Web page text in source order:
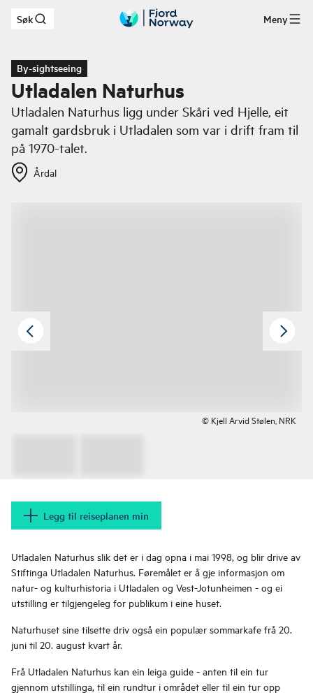
Hopp til hovedinnhold
Søk Meny
By-sightseeing
Utladalen Naturhus
Utladalen Naturhus ligg under Skåri ved Hjelle, eit
gamalt gardsbruk i Utladalen som var i drift fram til
på 1970-talet.
Årdal
© Kjell Arvid Stølen, NRK
Legg til reiseplanen min
Utladalen Naturhus slik det er i dag opna i mai 1998, og blir drive av
Stiftinga Utladalen Naturhus. Føremålet er å gje informasjon om
natur- og kulturhistoria i Utladalen og Vest-Jotunheimen - og ei
utstilling er tilgjengeleg for publikum i eine huset.
Naturhuset sine tilsette driv også ein populær sommarkafe frå 20.
juni til 20. august kvart år.
Frå Utladalen Naturhus kan ein leiga guide - anten til ein tur
gjennom utstillinga, til ein rundtur i området eller til ein tur opp